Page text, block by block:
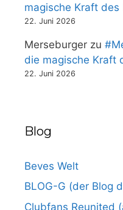
magische Kraft
22. Juni 2026
Merseburger zu
die magische Kraft
22. Juni 2026
Blog
Beves Welt
BLOG-G (der Blog
Clubfans Reunited